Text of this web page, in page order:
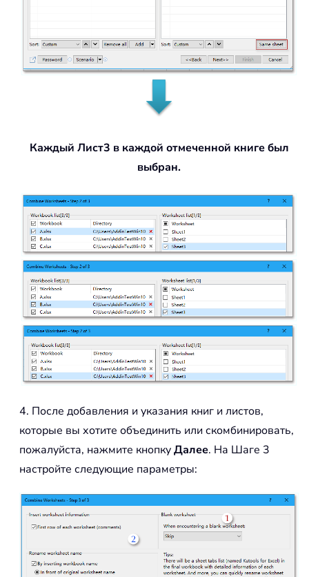
Каждый Лист3 в каждой отмеченной книге был
выбран.
4. После добавления и указания книг и листов,
которые вы хотите объединить или скомбинировать,
пожалуйста, нажмите кнопкуДалее. На Шаге 3
настройте следующие параметры: